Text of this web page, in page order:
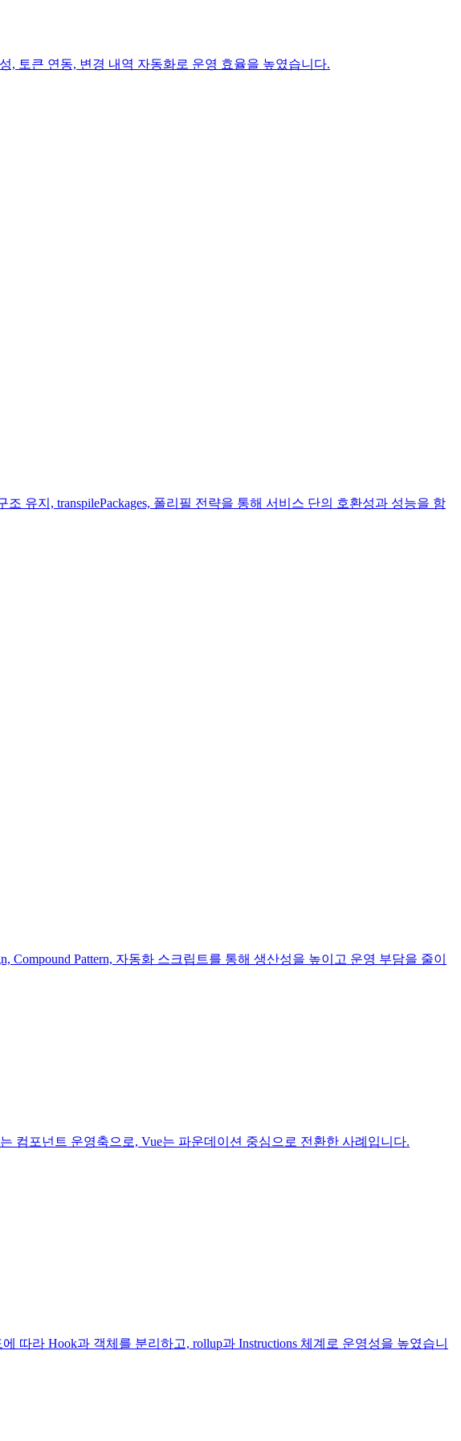
, 토큰 연동, 변경 내역 자동화로 운영 효율을 높였습니다.
유지, transpilePackages, 폴리필 전략을 통해 서비스 단의 호환성과 성능을 함
Pattern, 자동화 스크립트를 통해 생산성을 높이고 운영 부담을 줄이
컴포넌트 운영축으로, Vue는 파운데이션 중심으로 전환한 사례입니다.
라 Hook과 객체를 분리하고, rollup과 Instructions 체계로 운영성을 높였습니